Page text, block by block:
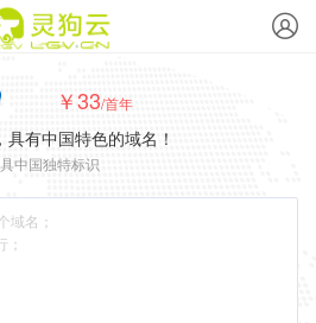
￥33/首年
具有中国特色的域名！
具中国独特标识